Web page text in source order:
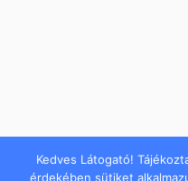
Kedves Látogató!
érdekében sütiket